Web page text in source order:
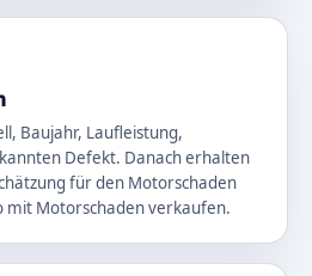
Baujahr, Laufleistung,
Defekt. Danach erhalten
für den Motorschaden
mit Motorschaden verkaufen.